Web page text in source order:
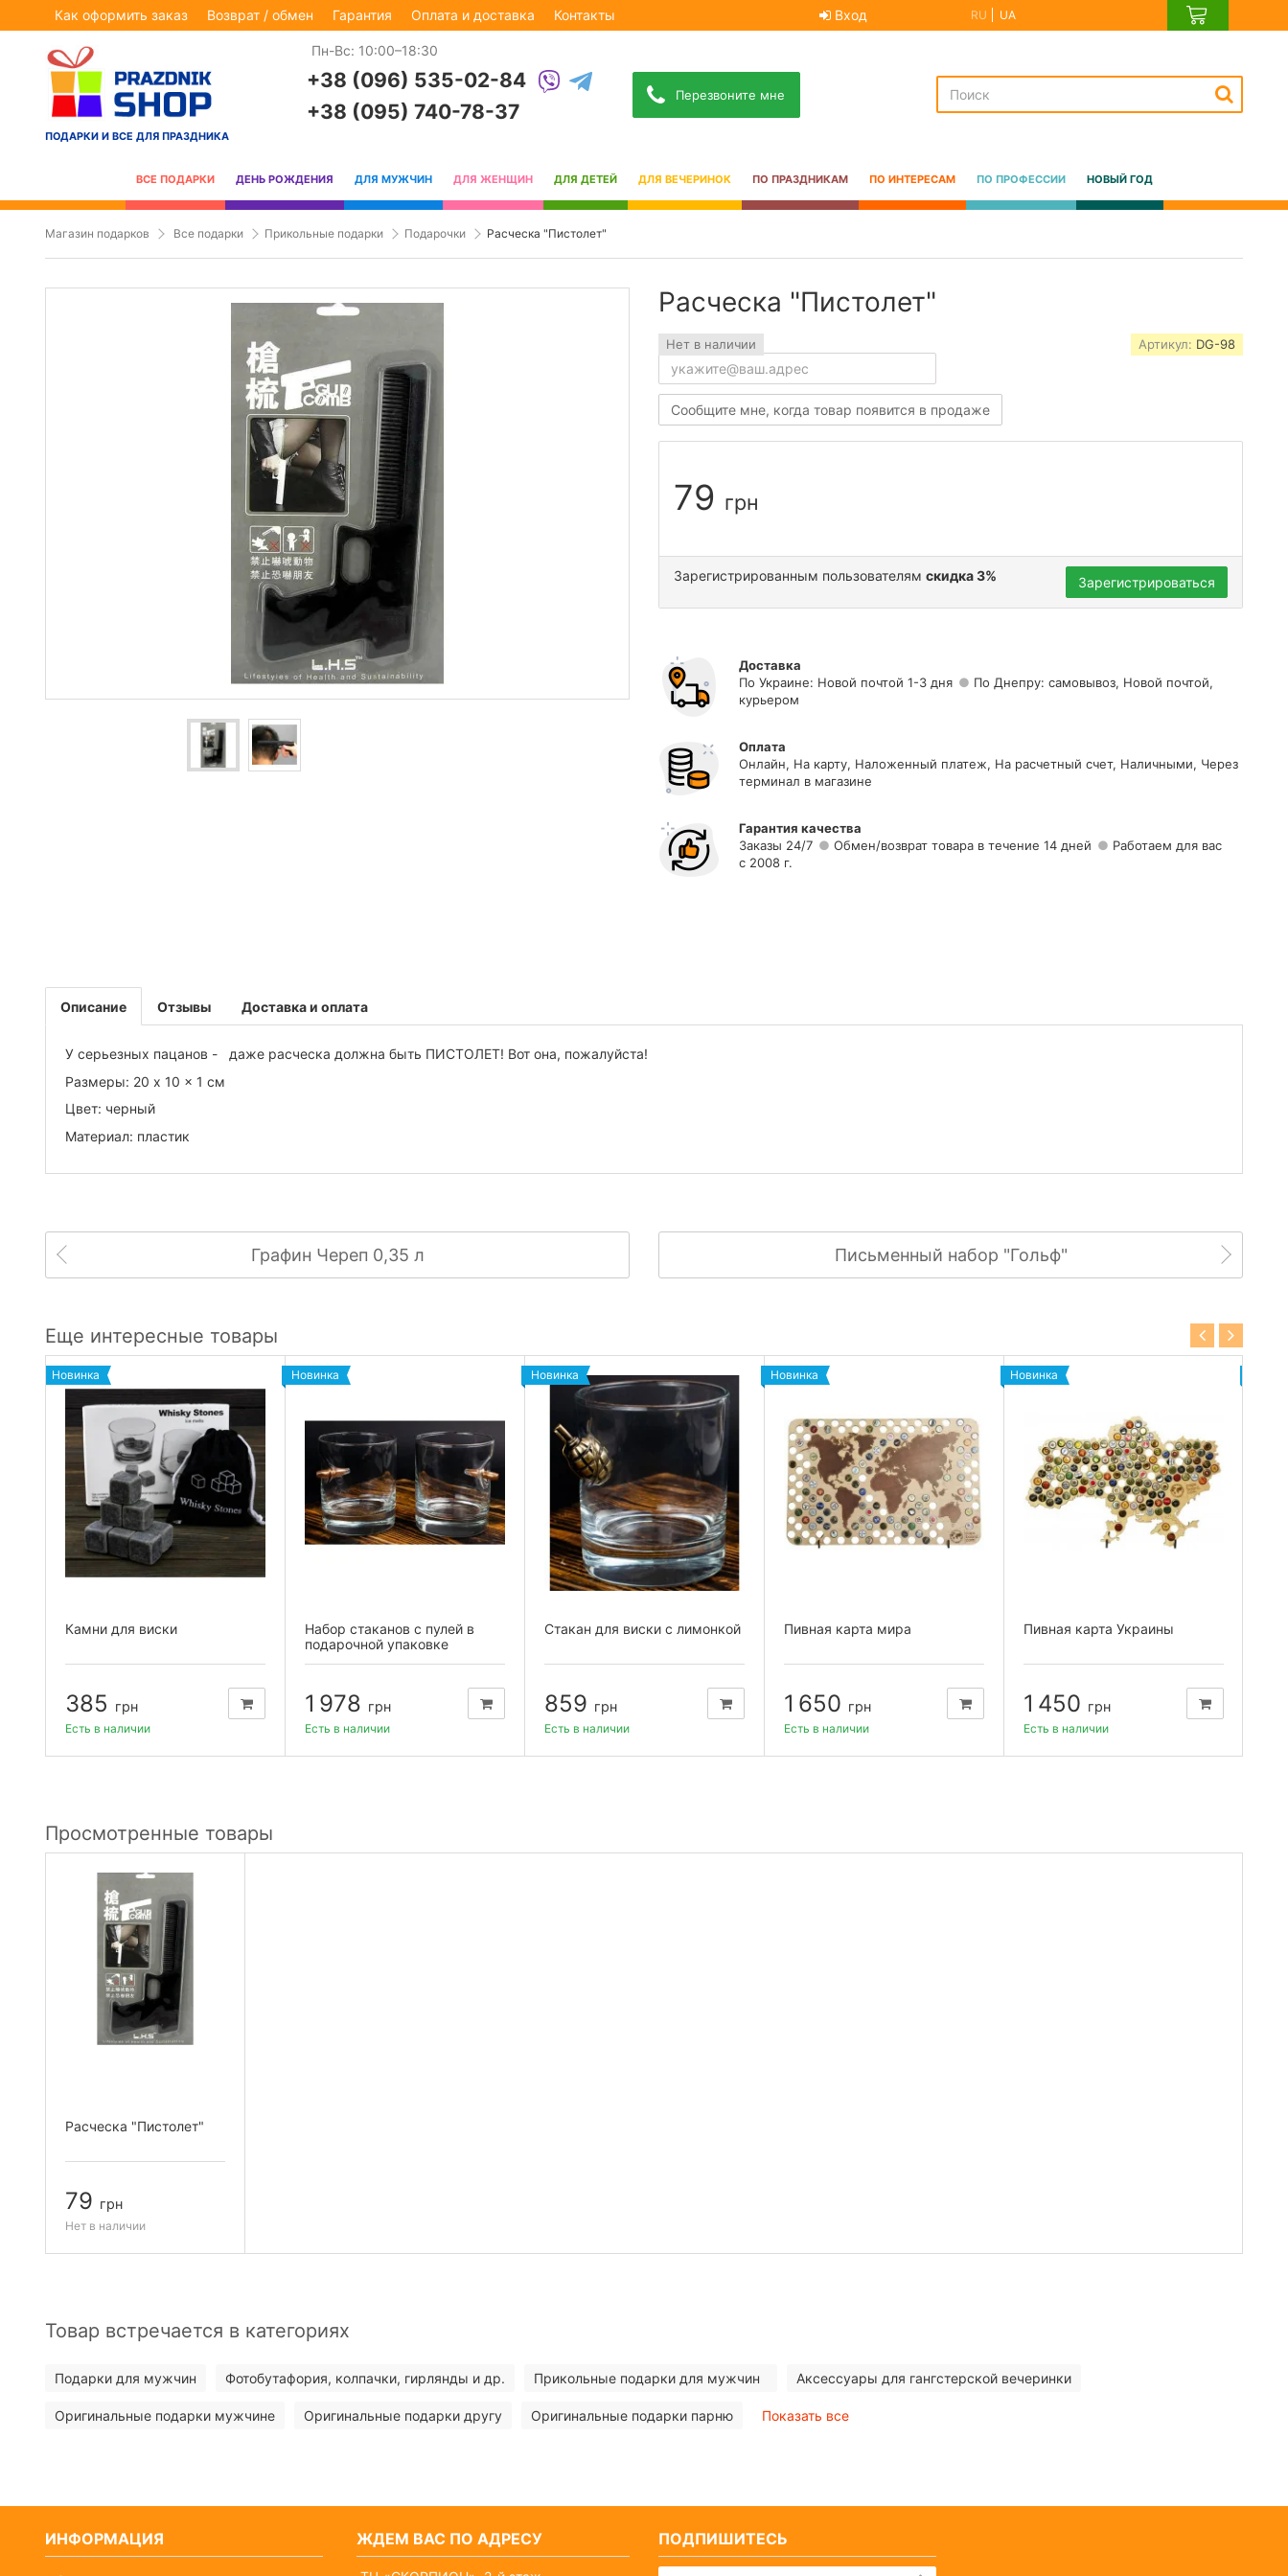
Как оформить заказ Возврат / обмен Гарантия Оплата и доставка Контакты Вход RU UA
ПОДАРКИ И ВСЕ ДЛЯ ПРАЗДНИКА
Пн-Вс: 10:00–18:30
+38 (096) 535-02-84
+38 (095) 740-78-37
Перезвоните мне
ВСЕ ПОДАРКИ ДЕНЬ РОЖДЕНИЯ ДЛЯ МУЖЧИН ДЛЯ ЖЕНЩИН ДЛЯ ДЕТЕЙ ДЛЯ ВЕЧЕРИНОК ПО ПРАЗДНИКАМ ПО ИНТЕРЕСАМ ПО ПРОФЕССИИ НОВЫЙ ГОД
Магазин подарков Все подарки Прикольные подарки Подарочки Расческа "Пистолет"
Расческа "Пистолет"
Нет в наличии
Сообщите мне, когда товар появится в продаже
Артикул: DG-98
79 грн
Зарегистрированным пользователям скидка 3% Зарегистрироваться
Доставка
По Украине: Новой почтой 1-3 дня
По Днепру: самовывоз, Новой почтой,
курьером
Оплата
Онлайн, На карту, Наложенный платеж, На расчетный счет, Наличными, Через
терминал в магазине
Гарантия качества
Заказы 24/7
Обмен/возврат товара в течение 14 дней
Работаем для вас
с 2008 г.
Описание
У серьезных пацанов - даже расческа должна быть ПИСТОЛЕТ! Вот она, пожалуйста!
Размеры: 20 x 10 x 1 см
Цвет: черный
Материал: пластик
Отзывы Доставка и оплата
Графин Череп 0,35 л Письменный набор "Гольф"
Еще интересные товары
Новинка
Камни для виски
385 грн
Есть в наличии
Новинка
Набор стаканов с пулей в
подарочной упаковке
1 978 грн
Есть в наличии
Новинка
Стакан для виски с лимонкой
859 грн
Есть в наличии
Новинка
Пивная карта мира
1 650 грн
Есть в наличии
Новинка
Пивная карта Украины
1 450 грн
Есть в наличии
Просмотренные товары
Расческа "Пистолет"
79 грн
Нет в наличии
Товар встречается в категориях
Подарки для мужчин Фотобутафория, колпачки, гирлянды и др. Прикольные подарки для мужчин Аксессуары для гангстерской вечеринки
Оригинальные подарки мужчине Оригинальные подарки другу Оригинальные подарки парню Показать все
ИНФОРМАЦИЯ ЖДЕМ ВАС ПО АДРЕСУ ПОДПИШИТЕСЬ